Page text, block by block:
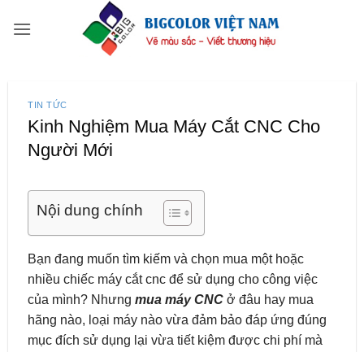
qua
TIN TỨC
Kinh Nghiệm Mua Máy Cắt CNC Cho
Người Mới
Nội dung chính
Bạn đang muốn tìm kiếm và chọn mua một hoặc
nhiều chiếc máy cắt cnc để sử dụng cho công việc
của mình? Nhưng mua máy CNC ở đâu hay mua
hãng nào, loại máy nào vừa đảm bảo đáp ứng đúng
mục đích sử dụng lại vừa tiết kiệm được chi phí mà